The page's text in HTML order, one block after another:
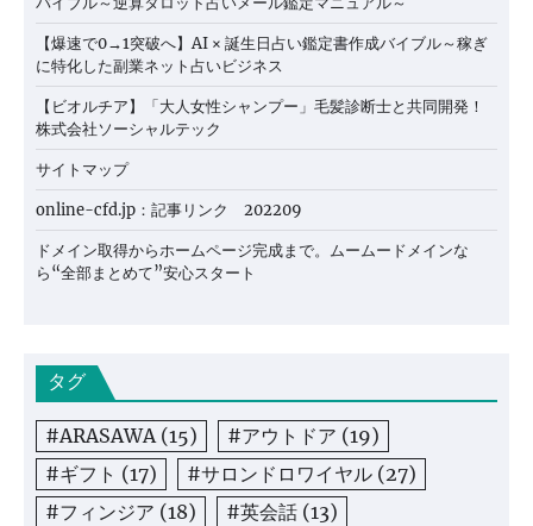
【爆速で0→1突破へ】AI × 誕生日占い鑑定書作成バイブル～稼ぎ
に特化した副業ネット占いビジネス
【ビオルチア】「大人女性シャンプー」毛髪診断士と共同開発！
株式会社ソーシャルテック
サイトマップ
online-cfd.jp：記事リンク 202209
ドメイン取得からホームページ完成まで。ムームードメインな
ら“全部まとめて”安心スタート
タグ
#ARASAWA(15) #アウトドア (19)
#ギフト (17) #サロンドロワイヤル (27)
#フィンジア (18) #英会話 (13)